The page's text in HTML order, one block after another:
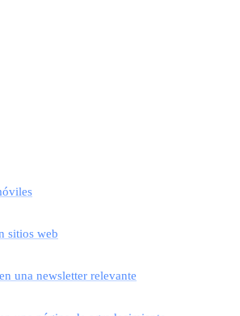
sitios web
una newsletter relevante